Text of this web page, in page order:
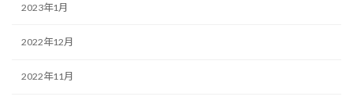
2023年1月
2022年12月
2022年11月